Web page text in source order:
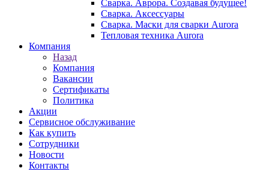
Сварка. Аврора. Создавая будущее!
Сварка. Аксессуары
Сварка. Маски для сварки Aurora
Тепловая техника Aurora
Компания
Назад
Компания
Вакансии
Сертификаты
Политика
Акции
Сервисное обслуживание
Как купить
Сотрудники
Новости
Контакты